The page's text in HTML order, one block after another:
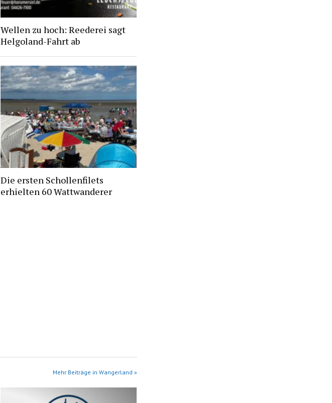
Wellen zu hoch: Reederei sagt
Helgoland-Fahrt ab
Die ersten Schollenfilets
erhielten 60 Wattwanderer
Mehr Beiträge in Wangerland »